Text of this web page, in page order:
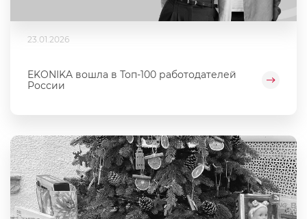
23.01.2026
EKONIKA вошла в Топ-100 работодателей
России